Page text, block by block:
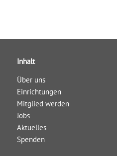
Inhalt
Über uns
Einrichtungen
Mitglied werden
Jobs
Aktuelles
Spenden